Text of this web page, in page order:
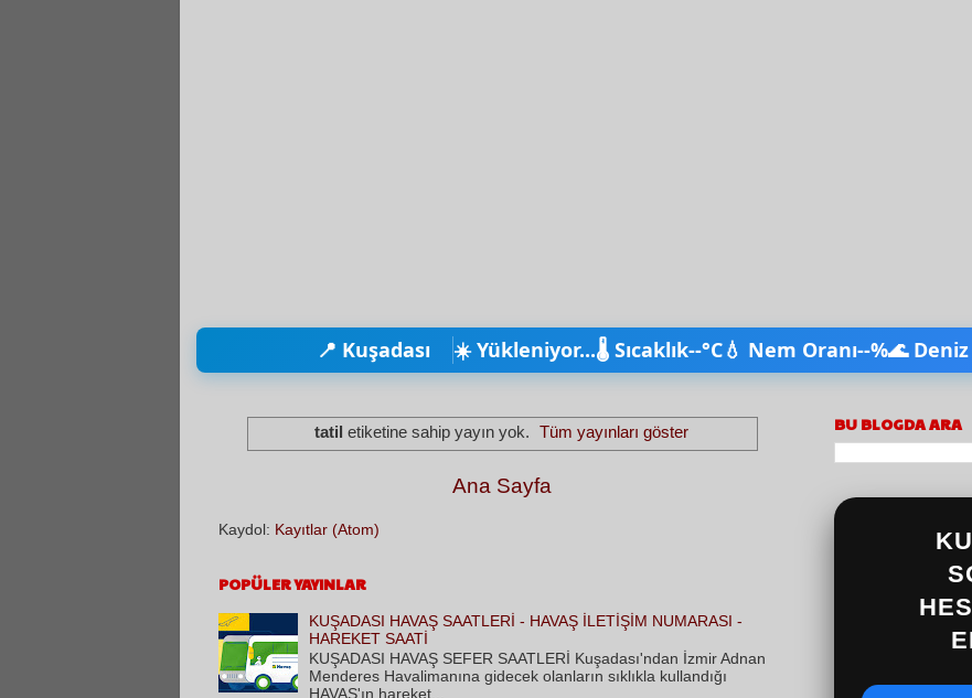
📍 Kuşadası ☀️ Yükleniyor...🌡️ Sıcaklık--°C💧 Nem Oranı--%🌊 Deniz
tatil etiketine sahip yayın yok. Tüm yayınları göster
Ana Sayfa
Kaydol: Kayıtlar (Atom)
POPÜLER YAYINLAR
KUŞADASI HAVAŞ SAATLERİ - HAVAŞ İLETİŞİM NUMARASI -
HAREKET SAATİ
KUŞADASI HAVAŞ SEFER SAATLERİ Kuşadası'ndan İzmir Adnan
Menderes Havalimanına gidecek olanların sıklıkla kullandığı
HAVAŞ'ın hareket...
BU BLOGDA ARA